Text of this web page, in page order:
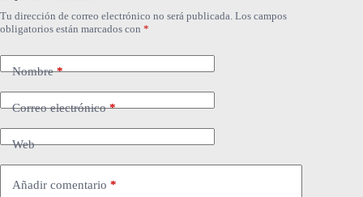
Tu dirección de correo electrónico no será publicada. Los campos
obligatorios están marcados con *
Nombre*
Correo electrónico*
Web
Añadir comentario *